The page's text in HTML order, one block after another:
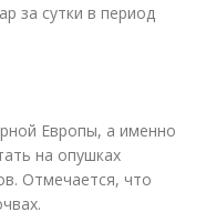
за сутки в период
Европы, а именно
на опушках
Отмечается, что